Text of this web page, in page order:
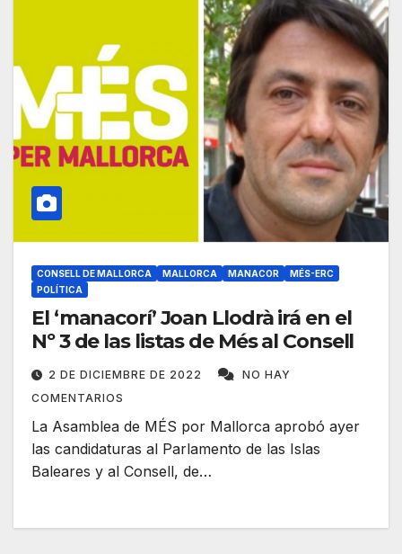
CONSELL DE MALLORCA MALLORCA MANACOR
MÉS-ERC
POLÍTICA
El ‘manacorí’ Joan Llodrà irá en el
Nº 3 de las listas de Més al Consell
2 DE DICIEMBRE DE 2022
NO HAY
COMENTARIOS
La Asamblea de MÉS por Mallorca aprobó ayer
las candidaturas al Parlamento de las Islas
Baleares y al Consell, de…